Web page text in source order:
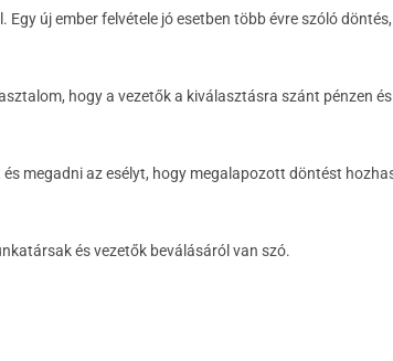
új ember felvétele jó esetben több évre szóló
hogy a vezetők a kiválasztásra szánt pénzen
megadni az esélyt, hogy megalapozott döntést
és vezetők beválásáról van szó.